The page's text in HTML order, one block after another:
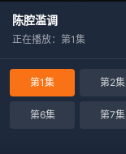
陈腔滥调
正在播放：第1集
第1集 第2集
第6集 第7集